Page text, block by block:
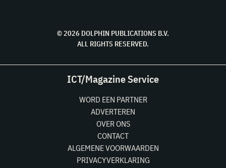
© 2026 DOLPHIN PUBLICATIONS B.V.
ALL RIGHTS RESERVED.
ICT/Magazine Service
WORD EEN PARTNER
ADVERTEREN
OVER ONS
CONTACT
ALGEMENE VOORWAARDEN
PRIVACYVERKLARING